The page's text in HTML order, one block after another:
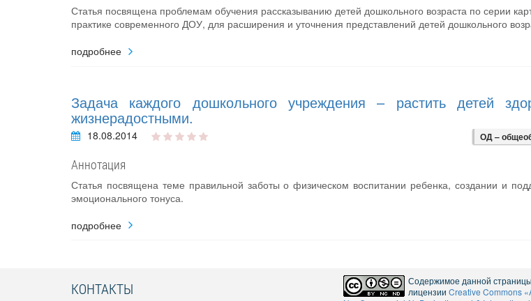
Статья посвящена проблемам обучения рассказыванию детей дошкольного возраста по серии
практике современного ДОУ, для расширения и уточнения представлений детей дошкольного
подробнее
Задача каждого дошкольного учреждения – растить детей
жизнерадостными.
18.08.2014 ОД –
Аннотация
Статья посвящена теме правильной заботы о физическом воспитании ребенка, создании и
эмоционального тонуса.
подробнее
КОНТАКТЫ
Содержимое данной
лицензии Creative Commons